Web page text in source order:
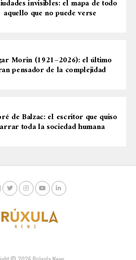
invisibles: el mapa de todo
aquello que no puede verse
Morin (1921–2026): el último
pensador de la complejidad
de Balzac: el escritor que quiso
toda la sociedad humana